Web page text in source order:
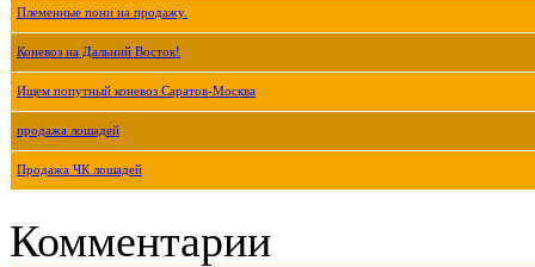
Племенные пони на продажу.
Коневоз на Дальний Восток!
Ищем попутный коневоз Саратов-Москва
продажа лошадей
Продажа ЧК лошадей
Комментарии